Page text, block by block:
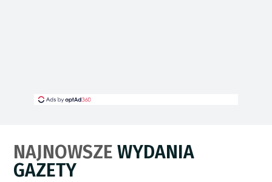
NAJNOWSZEWYDANIA
GAZETY